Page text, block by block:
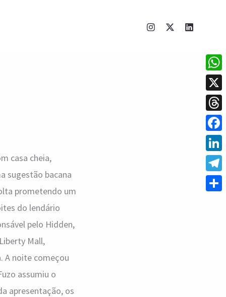
casa cheia,
sugestão bacana
prometendo um
do lendário
pelo Hidden,
Mall,
A noite começou
assumiu o
apresentação, os
X